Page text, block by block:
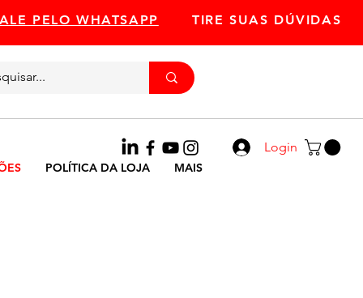
Login
PELO WHATSAPP TIRE SUAS DÚVIDAS
POLÍTICA DA LOJA MAIS